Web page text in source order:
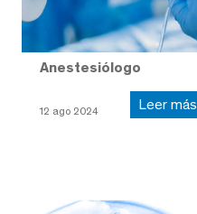
Anestesiólogo
12 ago 2024 Leer más